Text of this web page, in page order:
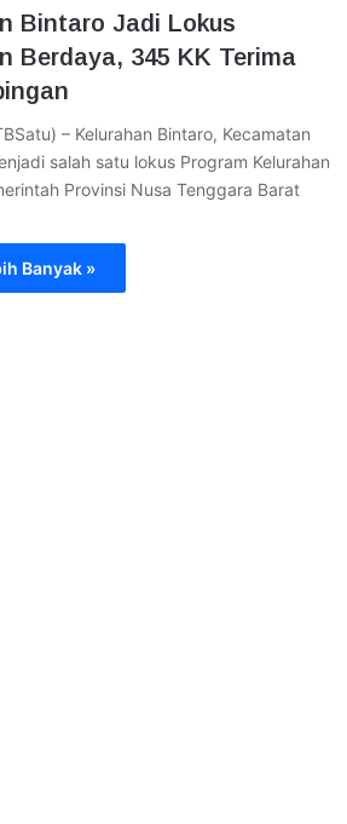
Bintaro Jadi Lokus
Berdaya, 345 KK Terima
– Kelurahan Bintaro, Kecamatan
salah satu lokus Program Kelurahan
Provinsi Nusa Tenggara Barat
Banyak »